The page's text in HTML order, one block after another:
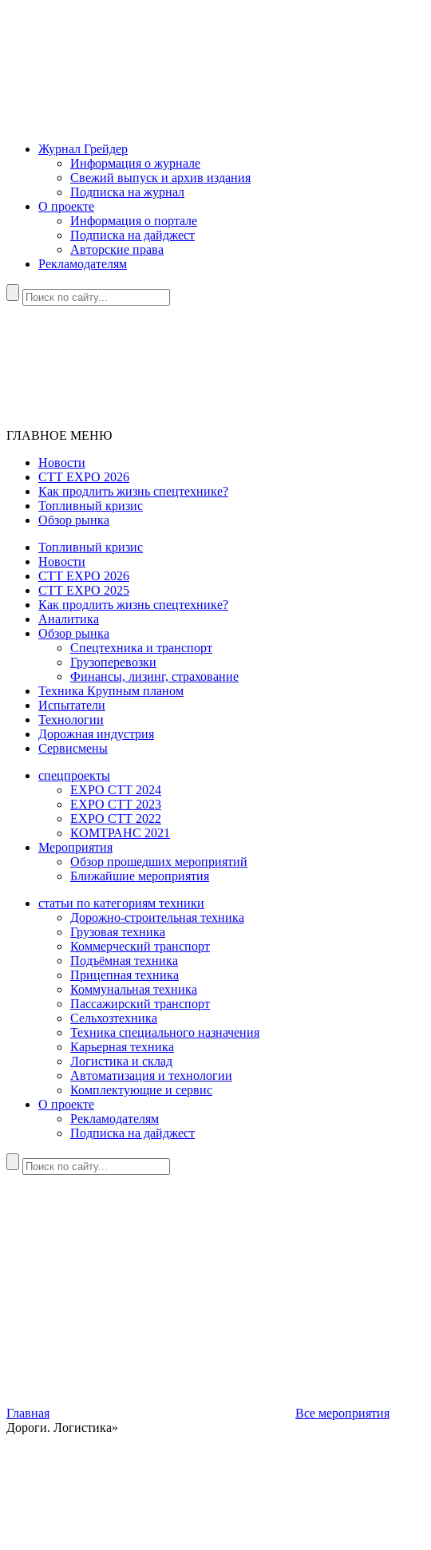
Журнал Грейдер
Информация о журнале
Свежий выпуск и архив издания
Подписка на журнал
О проекте
Информация о портале
Подписка на дайджест
Авторские права
Рекламодателям
ГЛАВНОЕ МЕНЮ
Новости
CTT EXPO 2026
Как продлить жизнь спецтехнике?
Топливный кризис
Обзор рынка
Топливный кризис
Новости
CTT EXPO 2026
CTT EXPO 2025
Как продлить жизнь спецтехнике?
Аналитика
Обзор рынка
Спецтехника и транспорт
Грузоперевозки
Финансы, лизинг, страхование
Техника Крупным планом
Испытатели
Технологии
Дорожная индустрия
Сервисмены
спецпроекты
EXPO CTT 2024
EXPO CTT 2023
EXPO CTT 2022
КОМТРАНС 2021
Мероприятия
Обзор прошедших мероприятий
Ближайшие мероприятия
статьи по категориям техники
Дорожно-строительная техника
Грузовая техника
Коммерческий транспорт
Подъёмная техника
Прицепная техника
Коммунальная техника
Пассажирский транспорт
Сельхозтехника
Техника специального назначения
Карьерная техника
Логистика и склад
Автоматизация и технологии
Комплектующие и сервис
О проекте
Рекламодателям
Подписка на дайджест
Главная Все мероприятия
Дороги. Логистика»